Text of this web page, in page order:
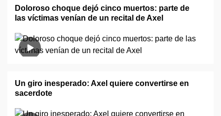
Doloroso choque dejó cinco muertos: parte de
las víctimas venían de un recital de Axel
Un giro inesperado: Axel quiere convertirse en
sacerdote